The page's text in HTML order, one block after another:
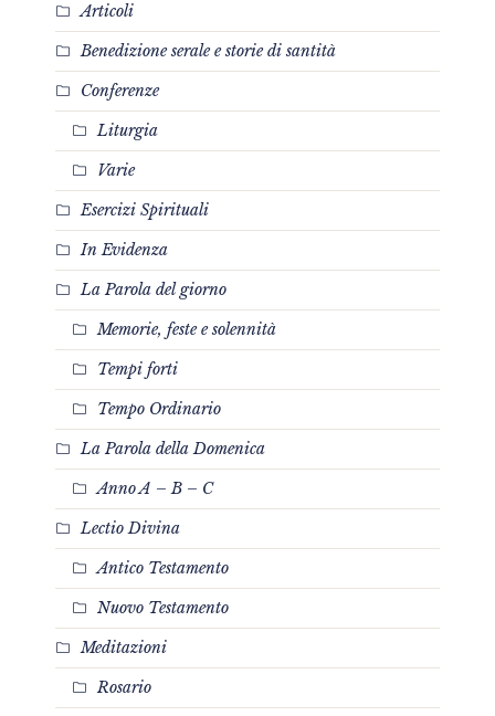
Articoli
Benedizione serale e storie di santità
Conferenze
Liturgia
Varie
Esercizi Spirituali
In Evidenza
La Parola del giorno
Memorie, feste e solennità
Tempi forti
Tempo Ordinario
La Parola della Domenica
Anno A – B – C
Lectio Divina
Antico Testamento
Nuovo Testamento
Meditazioni
Rosario